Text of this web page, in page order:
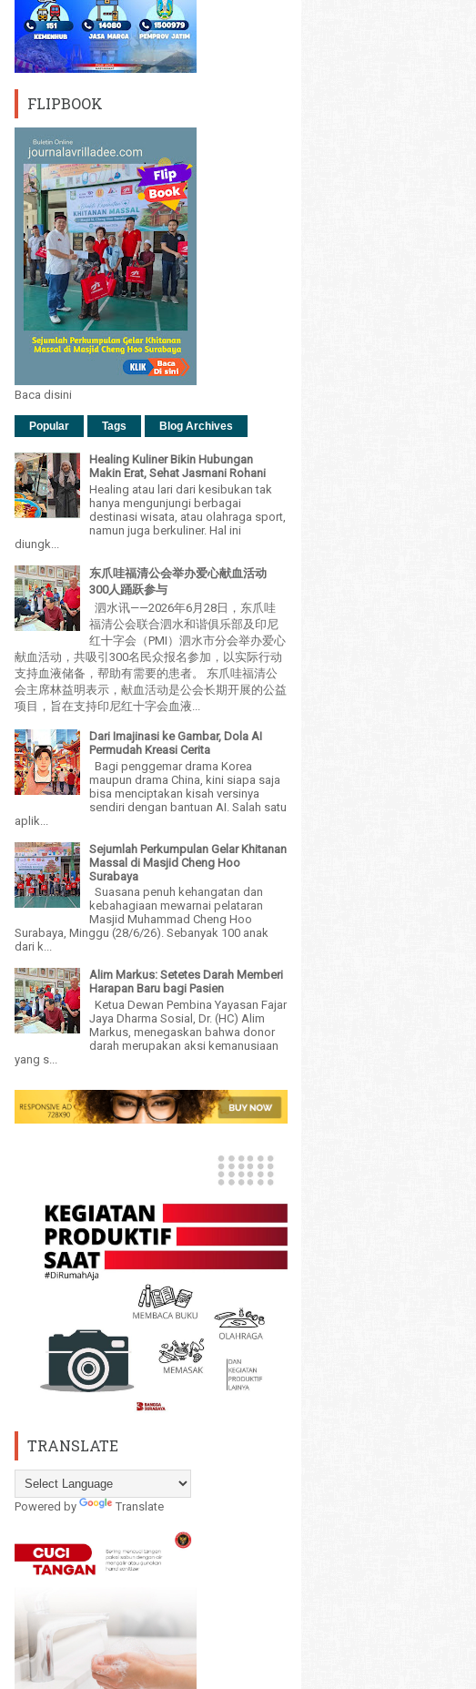
FLIPBOOK
Baca disini
Popular Tags Blog Archives
Healing Kuliner Bikin Hubungan
Makin Erat, Sehat Jasmani Rohani
Healing atau lari dari kesibukan tak
hanya mengunjungi berbagai
destinasi wisata, atau olahraga sport,
namun juga berkuliner. Hal ini
diungk...
东爪哇福清公会举办爱心献血活动
300人踊跃参与
泗水讯——2026年6月28日，东爪哇
福清公会联合泗水和谐俱乐部及印尼
红十字会（PMI）泗水市分会举办爱心
献血活动，共吸引300名民众报名参加，以实际行动
支持血液储备，帮助有需要的患者。 东爪哇福清公
会主席林益明表示，献血活动是公会长期开展的公益
项目，旨在支持印尼红十字会血液...
Dari Imajinasi ke Gambar, Dola AI
Permudah Kreasi Cerita
Bagi penggemar drama Korea
maupun drama China, kini siapa saja
bisa menciptakan kisah versinya
sendiri dengan bantuan AI. Salah satu
aplik...
Sejumlah Perkumpulan Gelar Khitanan
Massal di Masjid Cheng Hoo
Surabaya
Suasana penuh kehangatan dan
kebahagiaan mewarnai pelataran
Masjid Muhammad Cheng Hoo
Surabaya, Minggu (28/6/26). Sebanyak 100 anak
dari k...
Alim Markus: Setetes Darah Memberi
Harapan Baru bagi Pasien
Ketua Dewan Pembina Yayasan Fajar
Jaya Dharma Sosial, Dr. (HC) Alim
Markus, menegaskan bahwa donor
darah merupakan aksi kemanusiaan
yang s...
TRANSLATE
Powered by Translate